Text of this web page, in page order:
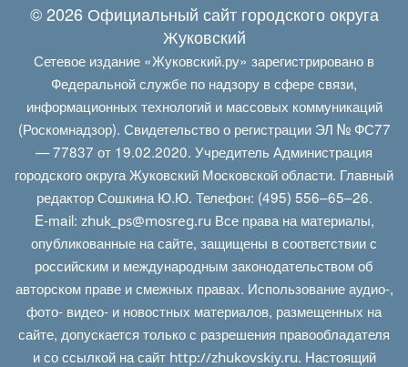
© 2026 Официальный сайт городского округа
Жуковский
Сетевое издание «Жуковский.ру» зарегистрировано в
Федеральной службе по надзору в сфере связи,
информационных технологий и массовых коммуникаций
(Роскомнадзор). Свидетельство о регистрации ЭЛ № ФС77
— 77837 от 19.02.2020. Учредитель Администрация
городского округа Жуковский Московской области. Главный
редактор Сошкина Ю.Ю. Телефон: (495) 556–65–26.
E‑mail: zhuk_ps@mosreg.ruВсе права на материалы,
опубликованные на сайте, защищены в соответствии с
российским и международным законодательством об
авторском праве и смежных правах. Использование аудио-,
фото- видео- и новостных материалов, размещенных на
сайте, допускается только с разрешения правообладателя
и со ссылкой на сайт http://zhukovskiy.ru. Настоящий